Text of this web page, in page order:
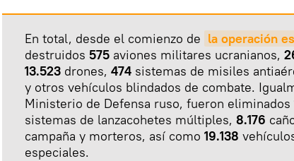
En total, desde el comienzo de la operación
destruidos 575 aviones militares ucranianos,
13.523 drones, 474 sistemas de misiles
y otros vehículos blindados de combate.
Ministerio de Defensa ruso, fueron eliminados
sistemas de lanzacohetes múltiples, 8.176
campaña y morteros, así como 19.138
especiales.